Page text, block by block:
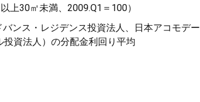
㎡以上30㎡未満、2009.Q1＝100）
ンス・レジデンス投資法人、日本アコモデ
資法人）の分配金利回り平均